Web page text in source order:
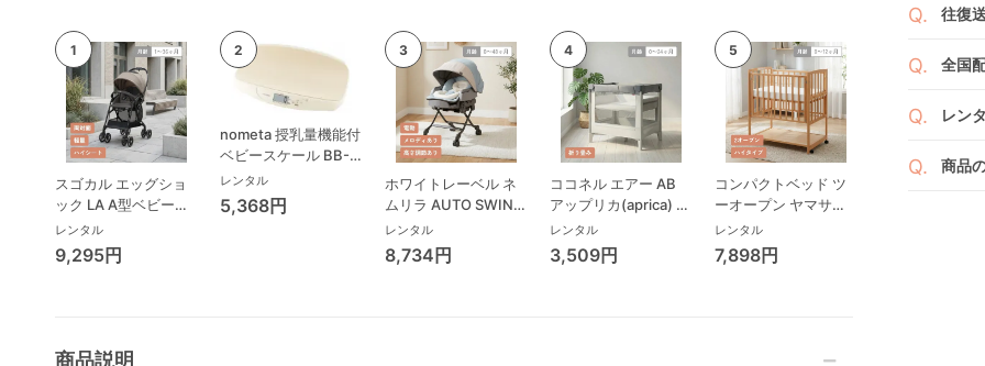
ます
ざい
せて
す。
ご注
２つ
往復
ペー
全国
※空
レン
商品
商品
スゴカル エッグショ
ック LA A型ベビーカ
ー コンビ(Combi)
レンタル
9,295円
nometa 授乳量機能付
ベビースケール BB-
105 タニタ(TANITA)
ベビースケール・体重
計
レンタル
5,368円
ホワイトレーベル ネ
ムリラ AUTO SWING
BEDi Long スリープ
シェル EG コンビ
(Combi) ハイローチ
レンタル
8,734円
ココネル エアー AB
アップリカ(aprica) ミ
ニサイズ/コンパクト
ベビーベッド
レンタル
3,509円
コンパクトベッド ツ
ーオープン ヤマサキ
(Yamasaki) ミニサイ
ズ/コンパクトベビー
ベッド
レンタル
7,898円
商品説明